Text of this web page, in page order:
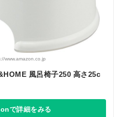
www.amazon.co.jp
風呂椅子250 高さ25c
で詳細をみる